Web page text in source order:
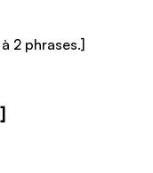
2 phrases.]